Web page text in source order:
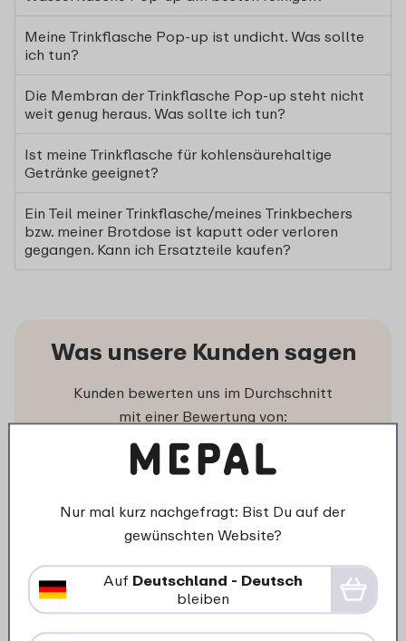
Meine Trinkflasche Pop-up ist undicht. Was sollte
ich tun?
Die Membran der Trinkflasche Pop-up steht nicht
weit genug heraus. Was sollte ich tun?
Ist meine Trinkflasche für kohlensäurehaltige
Getränke geeignet?
Ein Teil meiner Trinkflasche/meines Trinkbechers
bzw. meiner Brotdose ist kaputt oder verloren
gegangen. Kann ich Ersatzteile kaufen?
Was unsere Kunden sagen
Kunden bewerten uns im Durchschnitt
mit einer Bewertung von:
Bleib informiert!
Melde Dich jetzt für unseren Newsletter an,
randvoll mit Anregungen, Neuigkeiten und
Angeboten.
Nur mal kurz nachgefragt: Bist Du auf der
gewünschten Website?
Auf Deutschland - Deutsch
bleiben